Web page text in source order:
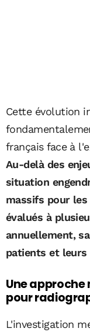
Cette évolution
français face à
Au-delà des
situation
massifs pour
évalués à
annuellement,
patients et leurs
Une
pour
L'investigation